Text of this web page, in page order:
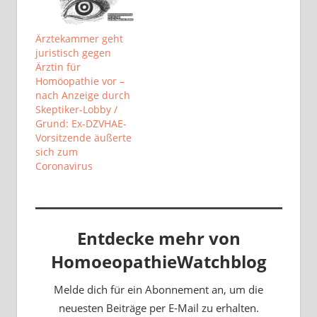
Ärztekammer geht
juristisch gegen
Ärztin für
Homöopathie vor –
nach Anzeige durch
Skeptiker-Lobby /
Grund: Ex-DZVHAE-
Vorsitzende äußerte
sich zum
Coronavirus
Entdecke mehr von
HomoeopathieWatchblog
Melde dich für ein Abonnement an, um die
neuesten Beiträge per E-Mail zu erhalten.